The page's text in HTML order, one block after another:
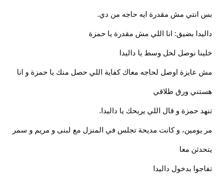
بس انتي مش مقدرة ايه حاجه من دي.
داليدا بضيق: انا اللي مش مقدرة يا حمزة
خلينا نوصل لحل وسط يا داليدا
مش عايزة اوصل لحاجه معاك كفاية اللي حصل منك يا حمزة و انا
هستني ورق طلاقي
تنهد حمزة و قال اللي يريحك يا داليدا.
مر يومين، و كانت مديحة تجلس في المنزل مع لبنى و مريم و سمر
يتحدثن معا
تفاجوا بدخول داليدا